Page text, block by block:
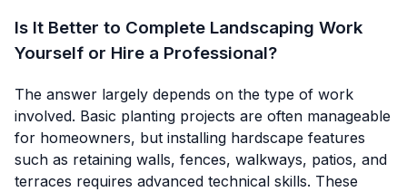
Is It Better to Complete Landscaping Work
Yourself or Hire a Professional?
The answer largely depends on the type of work
involved. Basic planting projects are often manageable
for homeowners, but installing hardscape features
such as retaining walls, fences, walkways, patios, and
terraces requires advanced technical skills. These